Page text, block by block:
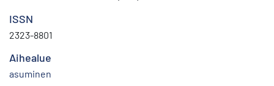
ISSN
2323-8801
Aihealue
asuminen